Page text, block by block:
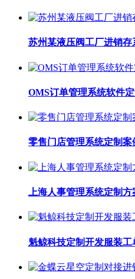
苏州某液压阀工厂进销存
OMS订单管理系统软件
零售门店管理系统定制案
上海人事管理系统定制方
魁鲸科技定制开发服装工